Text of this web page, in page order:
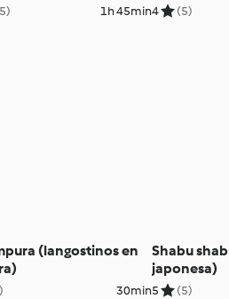
1h 45min4 (5)
(langostinos en
30min
Shabu
japonesa)
5 (5)